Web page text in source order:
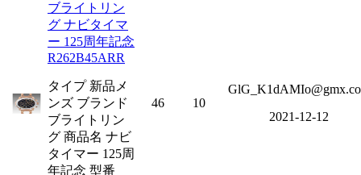
ブライトリン
グ ナビタイマ
ー 125周年記念
R262B45ARR
タイプ 新品メ
ンズ ブランド
ブライトリン
グ 商品名 ナビ
タイマー 125周
年記念 型番
46 10
2021-12-12